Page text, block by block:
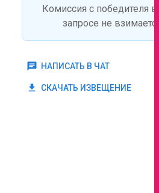
Комиссия с победителя
запросе не
chat НАПИСАТЬ В ЧАТ
get_app СКАЧАТЬ ИЗВЕЩЕНИЕ